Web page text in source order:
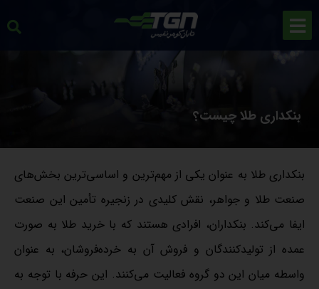
بنکداری طلا چیست؟
بنکداری طلا به عنوان یکی از مهم‌ترین و اساسی‌ترین بخش‌های
صنعت طلا و جواهر، نقش کلیدی در زنجیره تأمین این صنعت
ایفا می‌کند. بنکداران، افرادی هستند که با خرید طلا به صورت
عمده از تولیدکنندگان و فروش آن به خرده‌فروشان، به عنوان
واسطه میان این دو گروه فعالیت می‌کنند. این حرفه با توجه به